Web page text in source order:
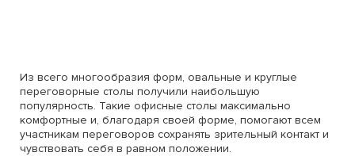
Из всего многообразия форм, овальные и круглые
переговорные столы получили наибольшую
популярность. Такие офисные столы максимально
комфортные и, благодаря своей форме, помогают всем
участникам переговоров сохранять зрительный контакт и
чувствовать себя в равном положении.